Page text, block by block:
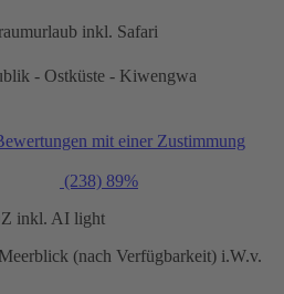
inkl. Safari
- Ostküste - Kiwengwa
mit einer Zustimmung
(238) 89%
inkl. AI light
(nach Verfügbarkeit) i.W.v.